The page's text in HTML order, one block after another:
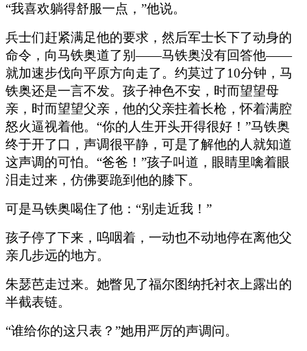
“我喜欢躺得舒服一点，”他说。
兵士们赶紧满足他的要求，然后军士长下了动身的
命令，向马铁奥道了别——马铁奥没有回答他——
就加速步伐向平原方向走了。约莫过了10分钟，马
铁奥还是一言不发。孩子神色不安，时而望望母
亲，时而望望父亲，他的父亲拄着长枪，怀着满腔
怒火逼视着他。“你的人生开头开得很好！”马铁奥
终于开了口，声调很平静，可是了解他的人就知道
这声调的可怕。“爸爸！”孩子叫道，眼睛里噙着眼
泪走过来，仿佛要跪到他的膝下。
可是马铁奥喝住了他：“别走近我！”
孩子停了下来，呜咽着，一动也不动地停在离他父
亲几步远的地方。
朱瑟芭走过来。她瞥见了福尔图纳托衬衣上露出的
半截表链。
“谁给你的这只表？”她用严厉的声调问。